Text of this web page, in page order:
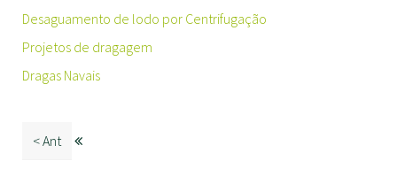
Desaguamento de lodo por Centrifugação
Projetos de dragagem
Dragas Navais
< Ant